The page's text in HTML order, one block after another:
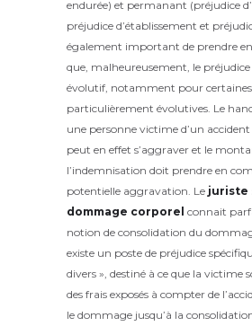
endurée) et permanant (préjudice
préjudice d’établissement et
également important de prendre
que, malheureusement, le
évolutif, notamment pour
particulièrement évolutives. Le
une personne victime d’un
peut en effet s’aggraver et le
l’indemnisation doit prendre en
potentielle aggravation. Le juriste
dommage corporel connait
notion de consolidation du
existe un poste de préjudice
divers », destiné à ce que la victime
des frais exposés à compter de
le dommage jusqu’à la